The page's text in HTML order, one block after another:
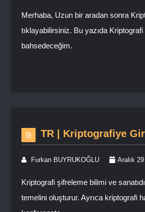
Merhaba, Uzun bir aradan sonra
tıklayabilirsiniz. Bu yazıda
bahsedeceğim.
TR | Kriptografiye
Furkan BUYRUKOĞLU Aralık
Kriptografi şifreleme bilimi ve
temelini oluşturur. Ayrıca kriptografi